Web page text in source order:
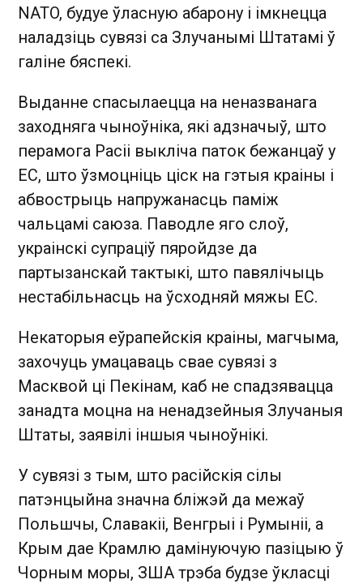
NATO, будуе ўласную абарону і імкнецца
наладзіць сувязі са Злучанымі Штатамі ў
галіне бяспекі.
Выданне спасылаецца на неназванага
заходняга чыноўніка, які адзначыў, што
перамога Расіі выкліча паток бежанцаў у
ЕС, што ўзмоцніць ціск на гэтыя краіны і
абвострыць напружанасць паміж
чальцамі саюза. Паводле яго слоў,
украінскі супраціў пяройдзе да
партызанскай тактыкі, што павялічыць
нестабільнасць на ўсходняй мяжы ЕС.
Некаторыя еўрапейскія краіны, магчыма,
захочуць умацаваць свае сувязі з
Масквой ці Пекінам, каб не спадзявацца
занадта моцна на ненадзейныя Злучаныя
Штаты, заявілі іншыя чыноўнікі.
У сувязі з тым, што расійскія сілы
патэнцыйна значна бліжэй да межаў
Польшчы, Славакіі, Венгрыі і Румыніі, а
Крым дае Крамлю дамінуючую пазіцыю ў
Чорным моры, ЗША трэба будзе ўкласці